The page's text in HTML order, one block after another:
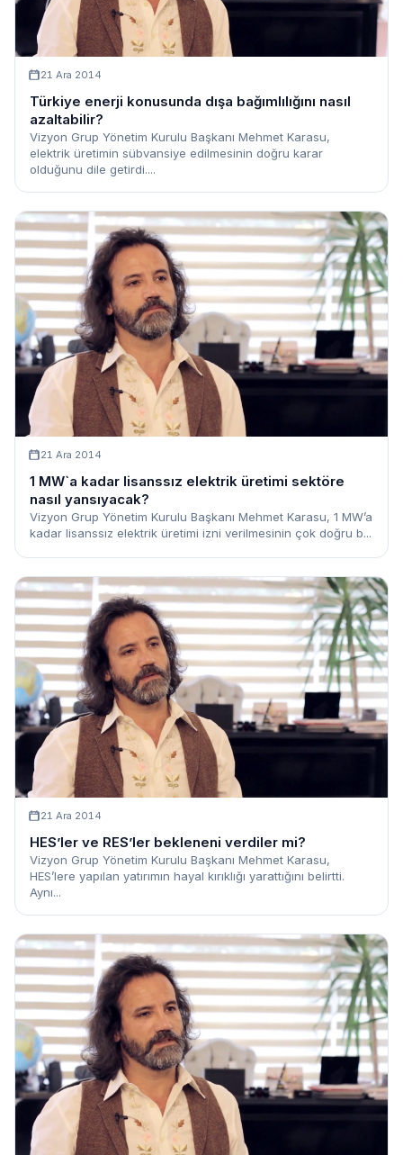
21 Ara 2014
Türkiye enerji konusunda dışa bağımlılığını nasıl
azaltabilir?
Vizyon Grup Yönetim Kurulu Başkanı Mehmet Karasu,
elektrik üretimin sübvansiye edilmesinin doğru karar
olduğunu dile getirdi....
21 Ara 2014
1 MW`a kadar lisanssız elektrik üretimi sektöre
nasıl yansıyacak?
Vizyon Grup Yönetim Kurulu Başkanı Mehmet Karasu, 1 MW’a
kadar lisanssız elektrik üretimi izni verilmesinin çok doğru b...
21 Ara 2014
HES’ler ve RES’ler bekleneni verdiler mi?
Vizyon Grup Yönetim Kurulu Başkanı Mehmet Karasu,
HES’lere yapılan yatırımın hayal kırıklığı yarattığını belirtti.
Aynı...